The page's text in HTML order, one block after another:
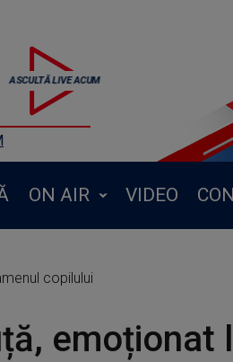
ON AIR VIDEO
copilului
emoționat